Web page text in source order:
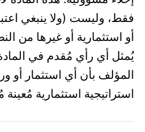
فقط، وليست (ولا ينبغي
أو استثمارية أو غيرها من
المؤلف بأن أي استثمار أو
استراتيجية استثمارية